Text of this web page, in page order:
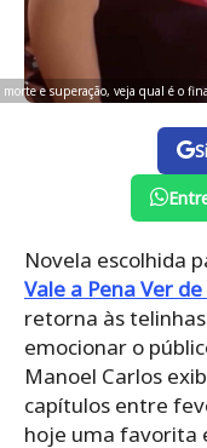
morte e superação, veja qual é o
Novela escolhida
Vale a Pena Ver
retorna às
emocionar o
Manoel Carlos
capítulos entre
hoje uma favorita